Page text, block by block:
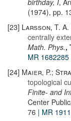
(1974), pp.
[23] Larsson, T. A.
centrally
Math. Phys.,
MR 1682285
[24] Maier, P.;
topological
Finite- and
Center
76 | MR